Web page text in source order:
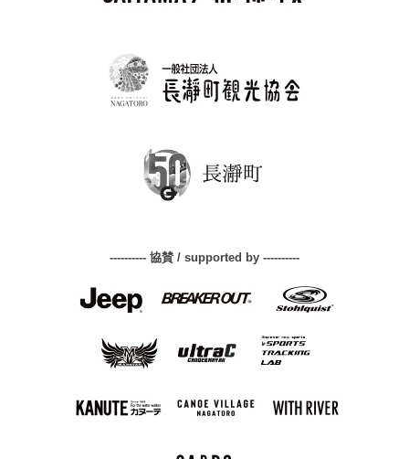
---------- 協賛 / supported by ----------